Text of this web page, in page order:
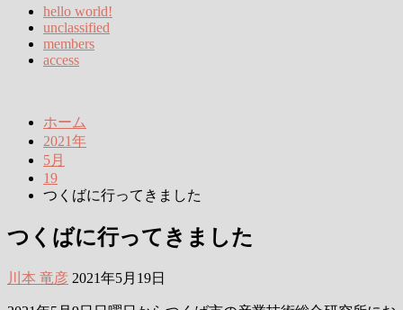
hello world!
unclassified
members
access
ホーム
2021年
5月
19
つくばに行ってきました
つくばに行ってきました
川本 竜彦 2021年5月19日